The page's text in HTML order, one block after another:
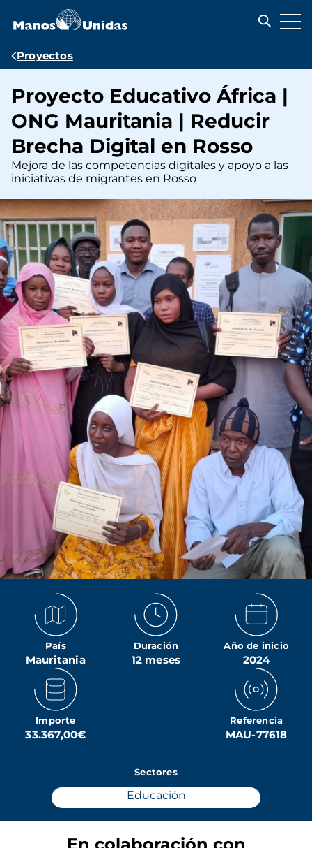
contenido
Ruta
navegación
Proyectos
Proyecto Educativo África |
ONG Mauritania | Reducir
Brecha Digital en Rosso
Mejora de las competencias digitales y apoyo a las
iniciativas de migrantes en Rosso
País
Mauritania
Duración
12 meses
Año de inicio
2024
Importe
33.367,00€
Referencia
MAU-77618
Sectores
Educación